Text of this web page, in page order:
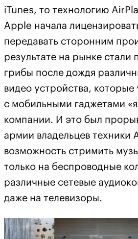
iTunes, то технологию
Apple начала
передавать сторонним
результате на рынке стали
грибы после дождя
видео устройства, которые
с мобильными гаджетами
компании. И это был
армии владельцев техники
возможность стримить
только на беспроводные
различные сетевые
даже на телевизоры.